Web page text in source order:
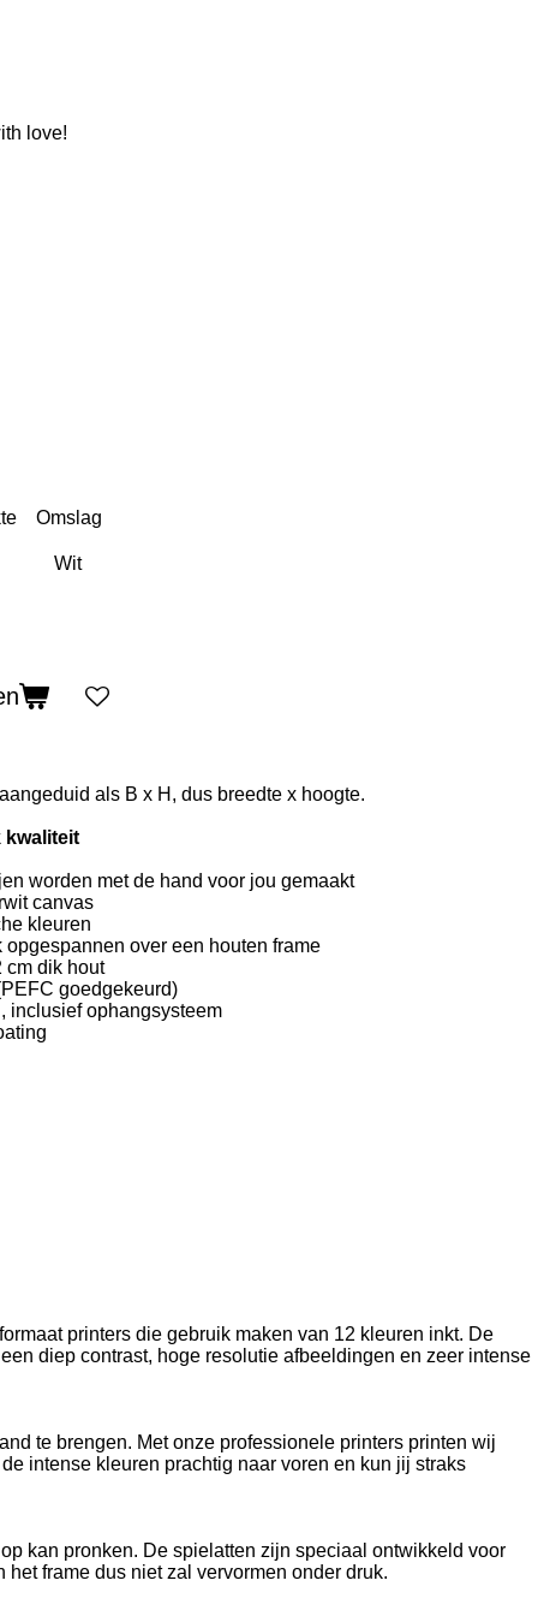
love!
Omslag
als B x H, dus breedte x hoogte.
kwaliteit
worden met de hand voor jou gemaakt
canvas
kleuren
opgespannen over een houten frame
cm dik hout
goedgekeurd)
inclusief ophangsysteem
printers die gebruik maken van 12 kleuren inkt. De
diep contrast, hoge resolutie afbeeldingen en zeer intense
te brengen. Met onze professionele printers printen wij
intense kleuren prachtig naar voren en kun jij straks
kan pronken. De spielatten zijn speciaal ontwikkeld voor
frame dus niet zal vervormen onder druk.